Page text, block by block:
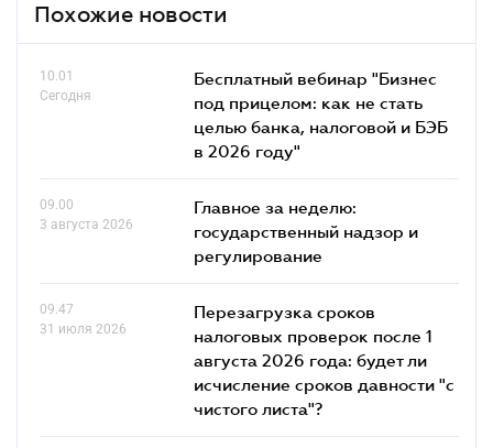
Похожие новости
10.01
Сегодня
Бесплатный вебинар "Бизнес
под прицелом: как не стать
целью банка, налоговой и БЭБ
в 2026 году"
09.00
3 августа 2026
Главное за неделю:
государственный надзор и
регулирование
09.47
31 июля 2026
Перезагрузка сроков
налоговых проверок после 1
августа 2026 года: будет ли
исчисление сроков давности "с
чистого листа"?